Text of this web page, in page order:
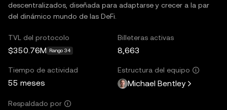
descentralizados, diseñada para adaptarse y crecer a la par
del dinámico mundo de las DeFi.
TVL del protocolo
$350.76M Rango 34
Billeteras activas
8,663
Tiempo de actividad
55 meses
Estructura del equipo
Michael Bentley
Respaldado por